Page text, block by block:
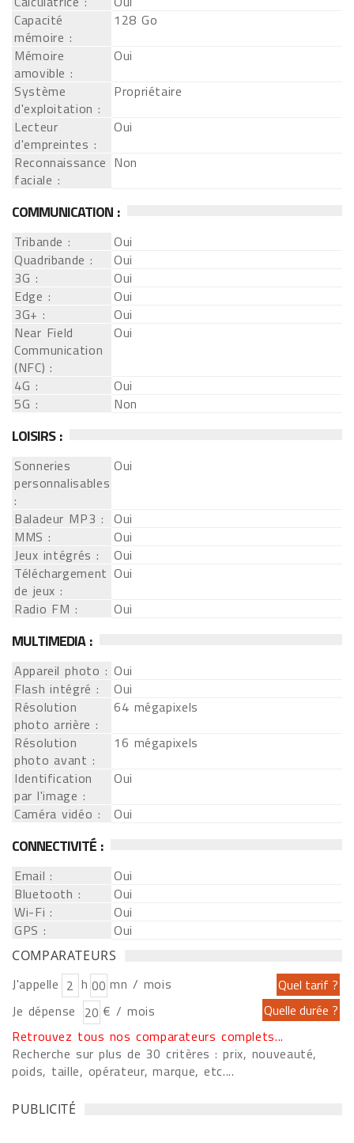
Capacité
mémoire :
128 Go
Mémoire
amovible :
Oui
Système
d'exploitation :
Propriétaire
Lecteur
d'empreintes :
Oui
Reconnaissance
faciale :
Non
COMMUNICATION :
Tribande :
Oui
Quadribande :
Oui
3G :
Oui
Edge :
Oui
3G+ :
Oui
Near Field
Communication
(NFC) :
Oui
4G :
Oui
5G :
Non
LOISIRS :
Sonneries
personnalisables
:
Oui
Baladeur MP3 : Oui
MMS :
Oui
Jeux intégrés :
Oui
Téléchargement
de jeux :
Oui
Radio FM :
Oui
MULTIMEDIA :
Appareil photo : Oui
Flash intégré :
Oui
Résolution
photo arrière :
64 mégapixels
Résolution
photo avant :
16 mégapixels
Identification
par l'image :
Oui
Caméra vidéo :
Oui
CONNECTIVITÉ :
Email :
Oui
Bluetooth :
Oui
Wi-Fi :
Oui
GPS :
Oui
COMPARATEURS
J'appelle h
mn / mois
Je dépense
€ / mois
Retrouvez tous nos comparateurs complets...
Recherche sur plus de 30 critères : prix, nouveauté,
poids, taille, opérateur, marque, etc....
PUBLICITÉ